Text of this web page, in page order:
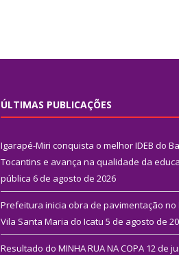
ÚLTIMAS PUBLICAÇÕES
Igarapé-Miri conquista o melhor IDEB do
Tocantins e avança na qualidade da
pública 6 de agosto de 2026
Prefeitura inicia obra de pavimentação no
Vila Santa Maria do Icatu 5 de agosto de
Resultado do MINHA RUA NA COPA 12 de